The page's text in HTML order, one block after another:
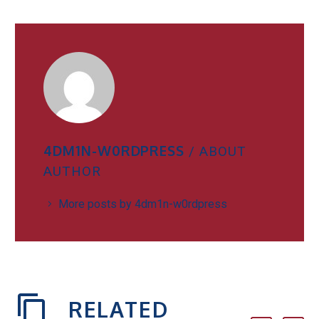
4DM1N-W0RDPRESS / ABOUT
AUTHOR
More posts by 4dm1n-w0rdpress
RELATED